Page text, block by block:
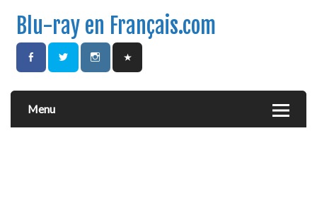
Blu-ray en Français.com
Menu